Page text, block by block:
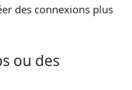
des connexions plus
ou des